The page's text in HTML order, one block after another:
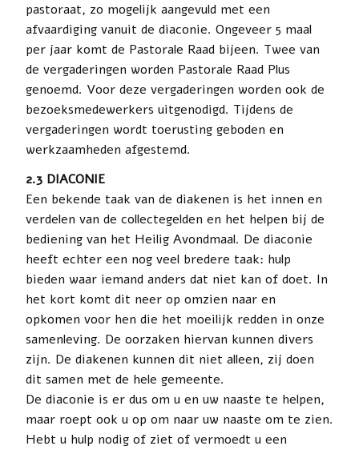
pastoraat, zo mogelijk aangevuld met een
afvaardiging vanuit de diaconie. Ongeveer 5 maal
per jaar komt de Pastorale Raad bijeen. Twee van
de vergaderingen worden Pastorale Raad Plus
genoemd. Voor deze vergaderingen worden ook de
bezoeksmedewerkers uitgenodigd. Tijdens de
vergaderingen wordt toerusting geboden en
werkzaamheden afgestemd.
2.3 DIACONIE
Een bekende taak van de diakenen is het innen en
verdelen van de collectegelden en het helpen bij de
bediening van het Heilig Avondmaal. De diaconie
heeft echter een nog veel bredere taak: hulp
bieden waar iemand anders dat niet kan of doet. In
het kort komt dit neer op omzien naar en
opkomen voor hen die het moeilijk redden in onze
samenleving. De oorzaken hiervan kunnen divers
zijn. De diakenen kunnen dit niet alleen, zij doen
dit samen met de hele gemeente.
De diaconie is er dus om u en uw naaste te helpen,
maar roept ook u op om naar uw naaste om te zien.
Hebt u hulp nodig of ziet of vermoedt u een